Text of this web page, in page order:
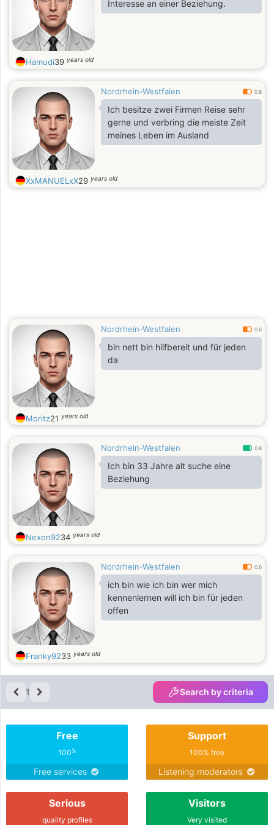
Interesse an einer Beziehung.
Hamudi39 years old
Nordrhein-Westfalen 0.6
Ich besitze zwei Firmen Reise sehr
gerne und verbring die meiste Zeit
meines Leben im Ausland
XxMANUELxX29 years old
Nordrhein-Westfalen 0.6
bin nett bin hilfbereit und für jeden
da
Moritz21 years old
Nordrhein-Westfalen 0.8
Ich bin 33 Jahre alt suche eine
Beziehung
Nexon9234 years old
Nordrhein-Westfalen 0.6
ich bin wie ich bin wer mich
kennenlernen will ich bin für jeden
offen
Franky9233 years old
1 Search by criteria
Free
100%
Free services
Support
100% free
Listening moderators
Serious
quality profiles
Visitors
Very visited